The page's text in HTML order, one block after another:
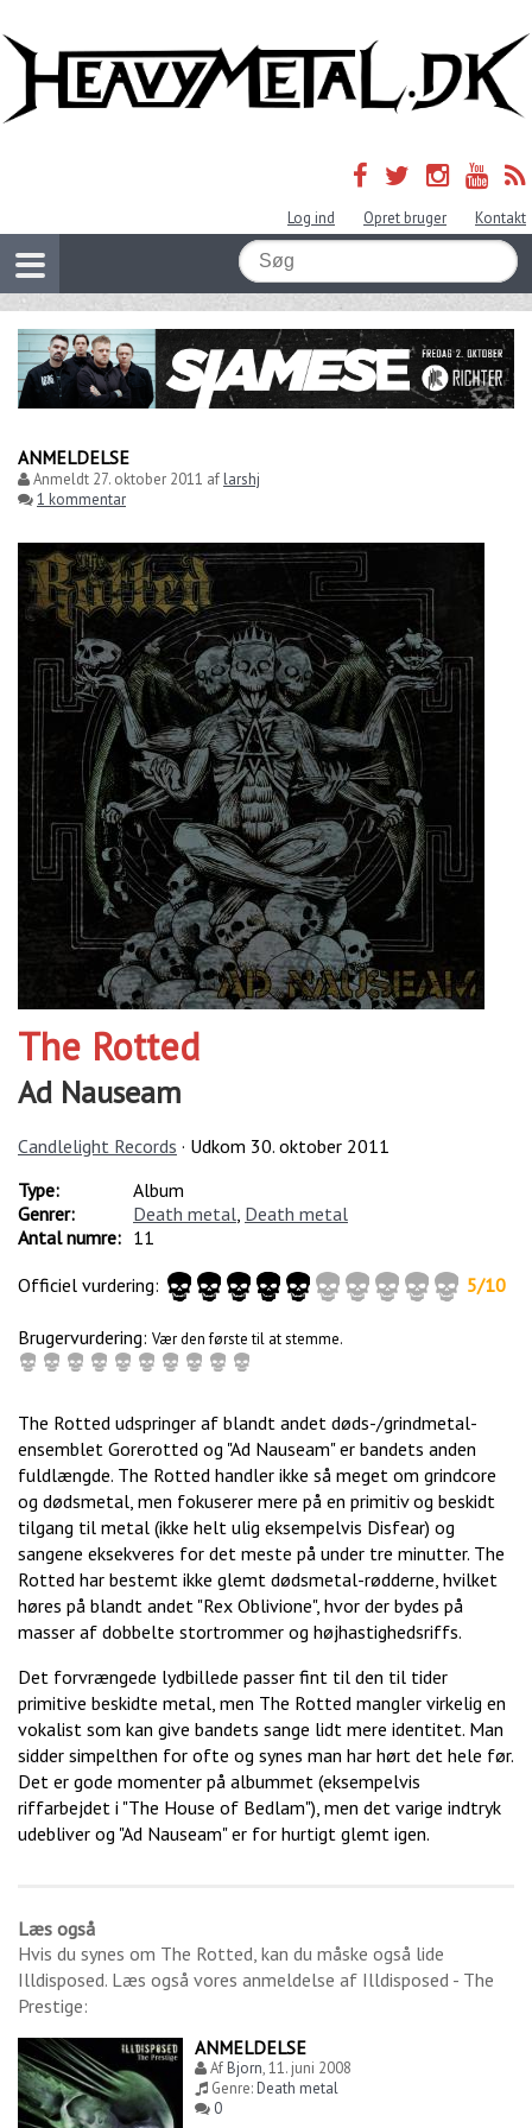
Log ind Opret bruger Kontakt
ANMELDELSE
Anmeldt 27. oktober 2011 aflarshj
1 kommentar
The Rotted
Ad Nauseam
Candlelight Records · Udkom 30. oktober 2011
Type:
Album
Genrer:
Death metal Death metal
Antal numre: 11
Officiel vurdering:
5/10
Brugervurdering: Vær den første til at stemme.
The Rotted udspringer af blandt andet døds-/grindmetal-
ensemblet Gorerotted og "Ad Nauseam" er bandets anden
fuldlængde. The Rotted handler ikke så meget om grindcore
og dødsmetal, men fokuserer mere på en primitiv og beskidt
tilgang til metal (ikke helt ulig eksempelvis Disfear) og
sangene eksekveres for det meste på under tre minutter. The
Rotted har bestemt ikke glemt dødsmetal-rødderne, hvilket
høres på blandt andet "Rex Oblivione", hvor der bydes på
masser af dobbelte stortrommer og højhastighedsriffs.
Det forvrængede lydbillede passer fint til den til tider
primitive beskidte metal, men The Rotted mangler virkelig en
vokalist som kan give bandets sange lidt mere identitet. Man
sidder simpelthen for ofte og synes man har hørt det hele før.
Det er gode momenter på albummet (eksempelvis
riffarbejdet i "The House of Bedlam"), men det varige indtryk
udebliver og "Ad Nauseam" er for hurtigt glemt igen.
Læs også
Hvis du synes om The Rotted, kan du måske også lide
Illdisposed. Læs også vores anmeldelse af Illdisposed - The
Prestige:
ANMELDELSE
AfBjorn,11. juni 2008
Genre:Death metal
0